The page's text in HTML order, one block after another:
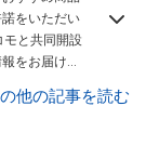
をいただい
と共同開設
をお届け。
他の記事を読む